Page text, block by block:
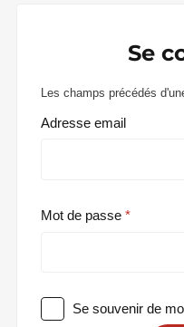
Se
Les champs précédés
Adresse email
Mot de passe
Se souvenir de